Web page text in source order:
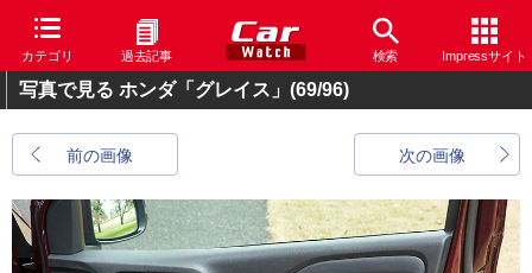
カテゴリ 過去記事 検索 Impressサイト
写真で見る ホンダ「グレイス」 (69/96)
前の画像 次の画像